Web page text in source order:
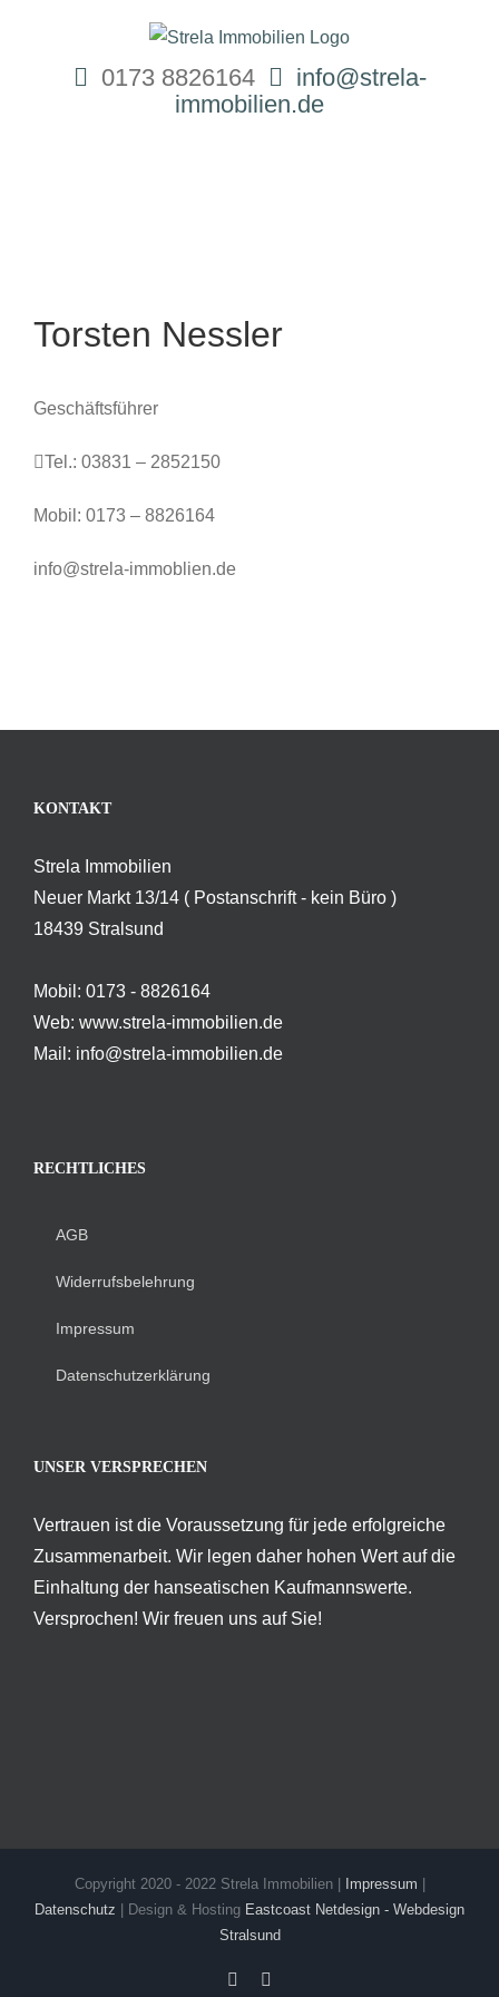
0173 8826164
info@strela-
immobilien.de
Torsten Nessler
Geschäftsführer
Tel.: 03831 – 2852150
Mobil: 0173 – 8826164
info@strela-immoblien.de
KONTAKT
Strela Immobilien
Neuer Markt 13/14 ( Postanschrift - kein Büro )
18439 Stralsund
Mobil: 0173 - 8826164
Web: www.strela-immobilien.de
Mail: info@strela-immobilien.de
RECHTLICHES
AGB
Widerrufsbelehrung
Impressum
Datenschutzerklärung
UNSER VERSPRECHEN
Vertrauen ist die Voraussetzung für jede erfolgreiche
Zusammenarbeit. Wir legen daher hohen Wert auf die
Einhaltung der hanseatischen Kaufmannswerte.
Versprochen! Wir freuen uns auf Sie!
Copyright 2020 - 2022 Strela Immobilien | Impressum
Datenschutz | Design & Hosting Eastcoast Netdesign - Webdesign
Stralsund
Facebook